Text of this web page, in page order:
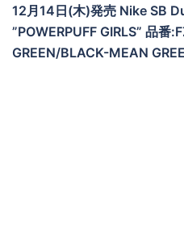
12月14日(木)発売 Nike SB
”POWERPUFF GIRLS” 品
GREEN/BLACK-MEAN